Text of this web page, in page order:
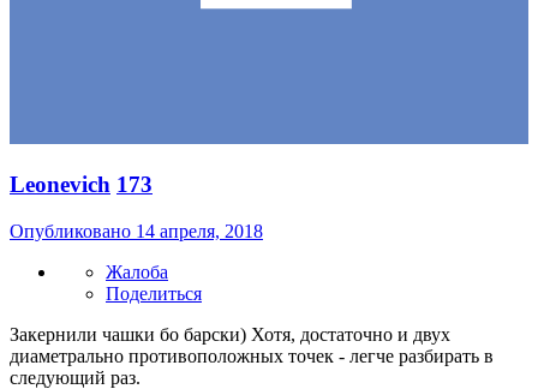
Leonevich 173
Опубликовано 14 апреля, 2018
Жалоба
Поделиться
Закернили чашки бо барски) Хотя, достаточно и двух
диаметрально противоположных точек - легче разбирать в
следующий раз.